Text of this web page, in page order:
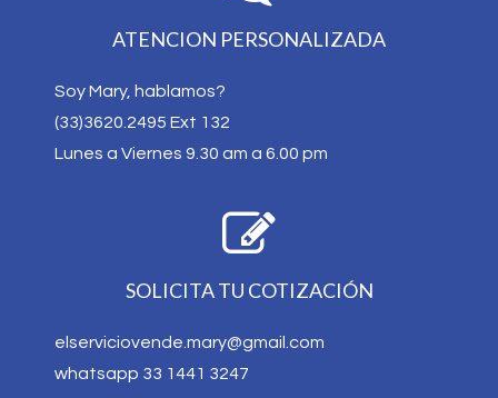
ATENCION PERSONALIZADA
Soy Mary, hablamos?
(33)3620.2495 Ext 132
Lunes a Viernes 9.30 am a 6.00 pm
SOLICITA TU COTIZACIÓN
elserviciovende.mary@gmail.com
whatsapp 33 1441 3247